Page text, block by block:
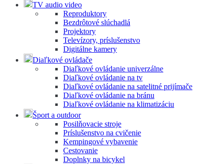
TV audio video
Reproduktory
Bezdrôtové slúchadlá
Projektory
Televízory, príslušenstvo
Digitálne kamery
Diaľkové ovládače
Diaľkové ovládanie univerzálne
Diaľkové ovládanie na tv
Diaľkové ovládanie na satelitné prijímače
Diaľkové ovládanie na bránu
Diaľkové ovládanie na klimatizáciu
Šport a outdoor
Posilňovacie stroje
Príslušenstvo na cvičenie
Kempingové vybavenie
Cestovanie
Doplnky na bicykel